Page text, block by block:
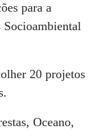
para a
Socioambiental
20 projetos
Oceano,